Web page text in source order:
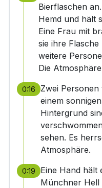
Bierflaschen
Hemd und hält
Eine Frau mit
sie ihre
weitere
Die
0:16
Zwei
einem
Hintergrund
sehen. Es
Atmosphäre.
0:19
Eine Hand hält
Münchner Hell